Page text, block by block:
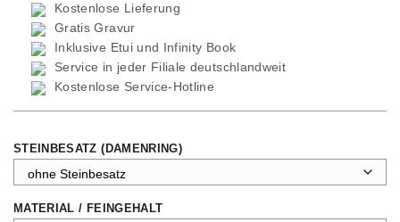
Kostenlose Lieferung
Gratis Gravur
Inklusive Etui und Infinity Book
Service in jeder Filiale deutschlandweit
Kostenlose Service-Hotline
STEINBESATZ (DAMENRING)
MATERIAL / FEINGEHALT